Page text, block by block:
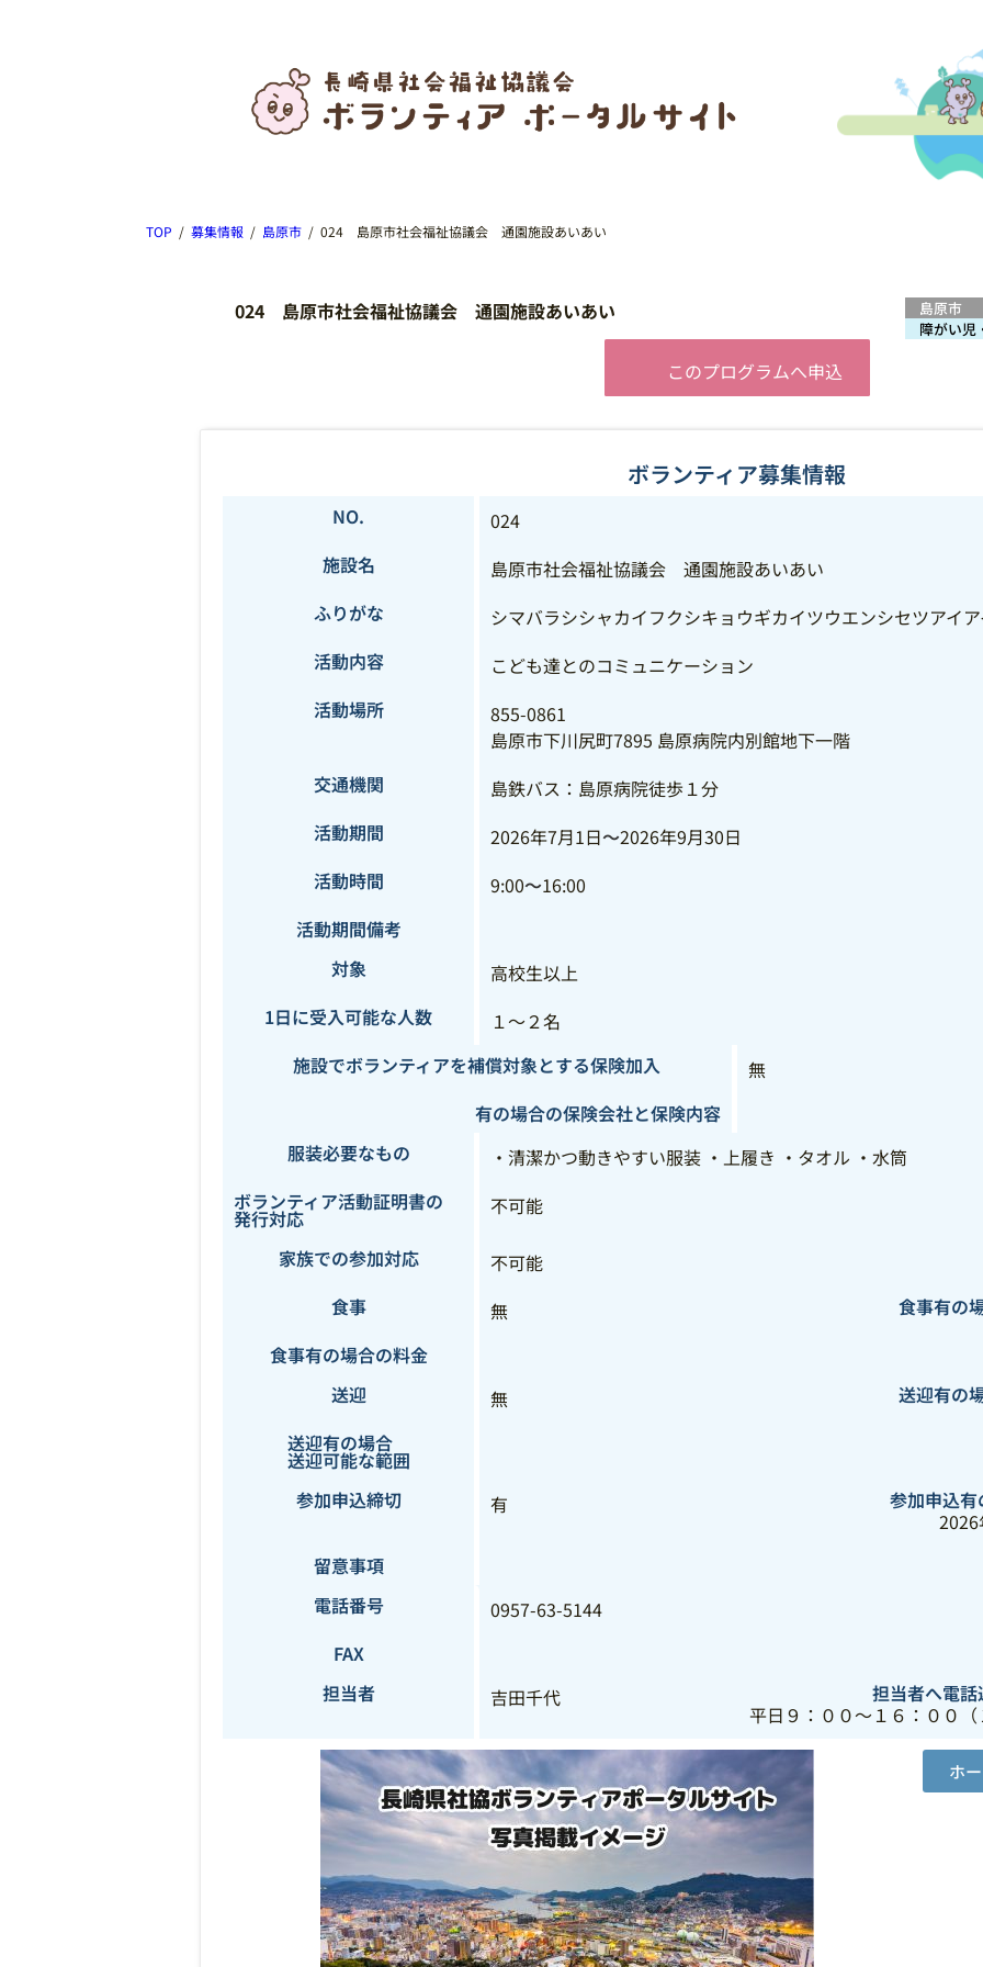
TOP 募集情報 島原市 024 島原市社会福祉協議会 通園施設あいあい
024 島原市社会福祉協議会 通園施設あいあい
島原市
障がい児
このプログラムへ申込
ボランティア募集情報
NO.
024
施設名
島原市社会福祉協議会 通園施設あいあい
ふりがな
シマバラシシャカイフクシキョウギカイツウエンシセツアイ
活動内容
こども達とのコミュニケーション
活動場所
855-0861
島原市下川尻町7895 島原病院内別館地下一階
交通機関
島鉄バス：島原病院徒歩１分
活動期間
2026年7月1日～2026年9月30日
活動時間
9:00～16:00
活動期間備考
対象
高校生以上
1日に受入可能な人数
１～２名
施設でボランティアを補償対象とする保険加入
無
有の場合の保険会社と保険内容
服装必要なもの
・清潔かつ動きやすい服装 ・上履き ・タオル ・水筒
ボランティア活動証明書の
発行対応
不可能
家族での参加対応
不可能
食事
無
食事有の
食事有の場合の料金
送迎
無
送迎有の
送迎有の場合
送迎可能な範囲
参加申込締切
有
参加申込
留意事項
電話番号
0957-63-5144
FAX
担当者
吉田千代
担当者へ電
平日９：００～１６：００
ホ